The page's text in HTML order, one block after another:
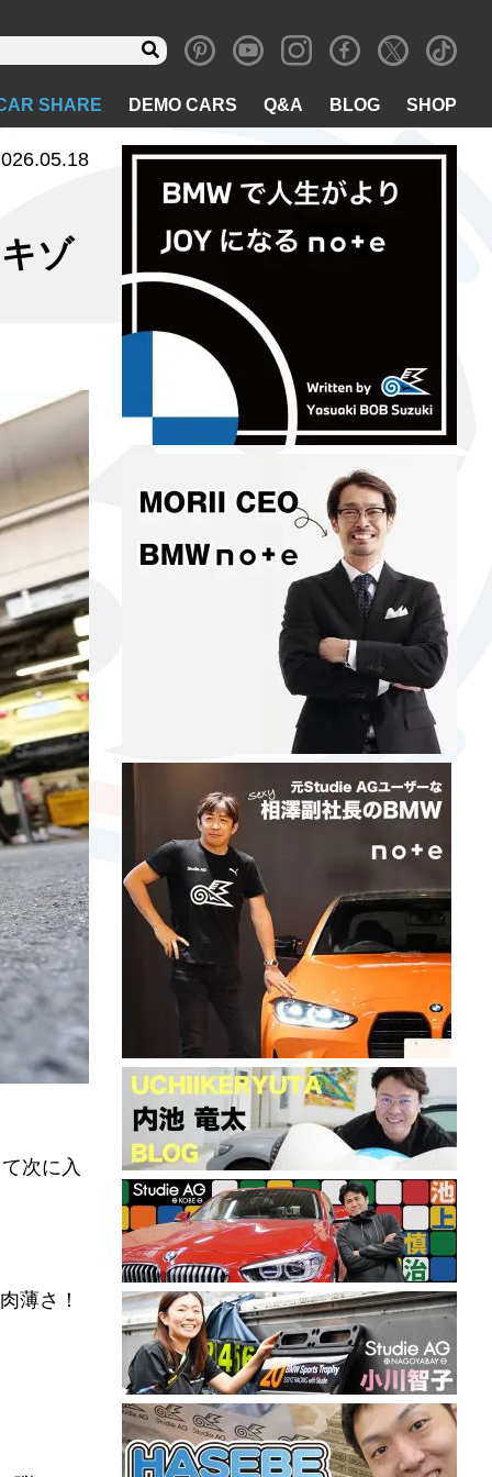
SHARE DEMO CARS Q&A BLOG SHOP
ゾ
次に入
薄さ！